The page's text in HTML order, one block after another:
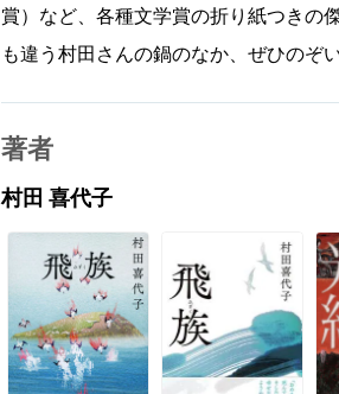
賞）など、各種文学賞の折り紙つきの
も違う村田さんの鍋のなか、ぜひのぞ
著者
村田 喜代子